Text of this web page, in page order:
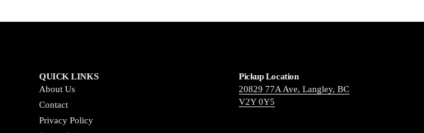
QUICK LINKS
About Us
Contact
Privacy Policy
Pickup Location
20829 77A Ave, Langley, BC
V2Y 0Y5